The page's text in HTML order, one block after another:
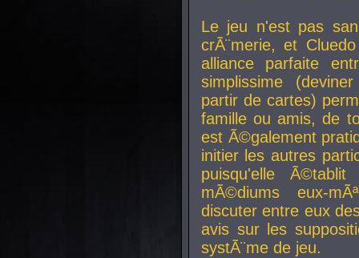
Le jeu n'est pas
crÃ¨merie, et
alliance parfaite
simplissime
partir de cartes)
famille ou amis, de
est Ã©galement
initier les autres
puisqu'elle
mÃ©diums eux-
discuter entre eux
avis sur les
systÃ¨me de jeu.